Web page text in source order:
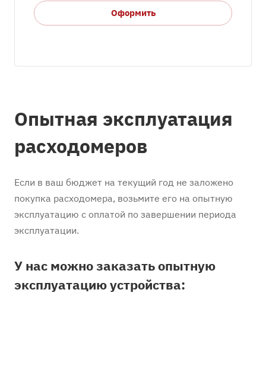
Оформить
Опытная эксплуатация
расходомеров
Если в ваш бюджет на текущий год не заложено
покупка расходомера, возьмите его на опытную
эксплуатацию с оплатой по завершении периода
эксплуатации.
У нас можно заказать опытную
эксплуатацию устройства: